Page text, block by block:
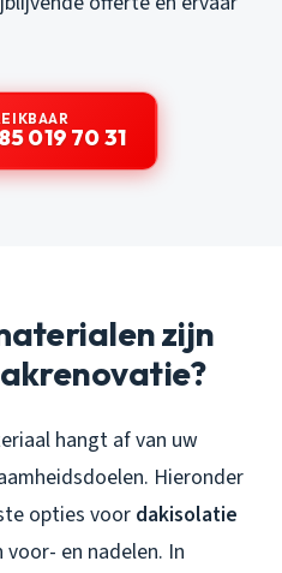
019 70 31
zijn
hangt af van uw
Hieronder
opties voor dakisolatie
voor- en nadelen. In